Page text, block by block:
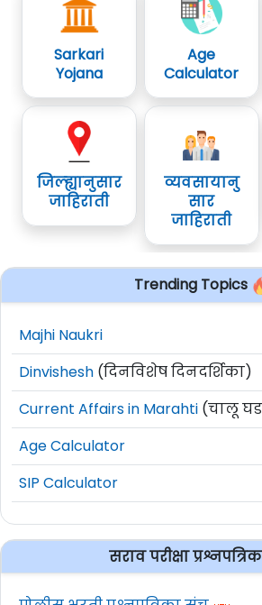
Sarkari
Yojana
Age
Calculator
जिल्ह्यानुसार
जाहिराती
व्यवसायानु
सार
जाहिराती
Trending Topics
Majhi Naukri
Dinvishesh (दिनविशेष दिनदर्शिका)
Current Affairs in Marahti (चालू
Age Calculator
SIP Calculator
सराव परीक्षा